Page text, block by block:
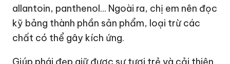
allantoin, panthenol... Ngoài ra, chị em nên đọc
kỹ bảng thành phần sản phẩm, loại trừ các
chất có thể gây kích ứng.
Giúp phái đẹp giữ được sự tươi trẻ và cải thiện